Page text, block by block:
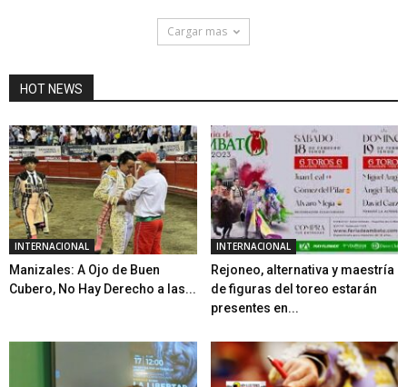
Cargar mas
HOT NEWS
INTERNACIONAL
Manizales: A Ojo de Buen
Cubero, No Hay Derecho a las...
INTERNACIONAL
Rejoneo, alternativa y maestría
de figuras del toreo estarán
presentes en...